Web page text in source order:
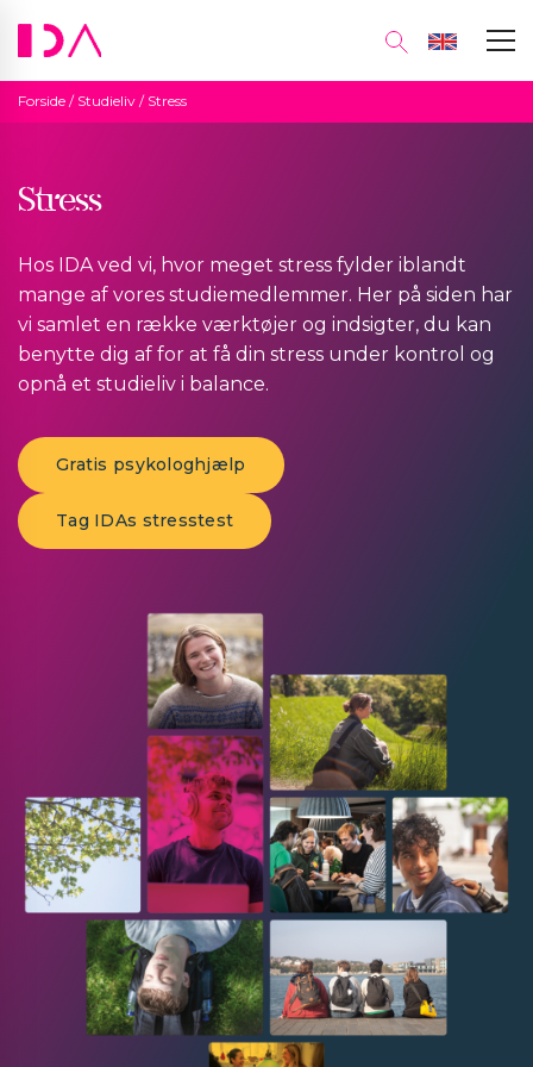
Forside / Studieliv / Stress
Stress
Hos IDA ved vi, hvor meget stress fylder iblandt
mange af vores studiemedlemmer. Her på siden har
vi samlet en række værktøjer og indsigter, du kan
benytte dig af for at få din stress under kontrol og
opnå et studieliv i balance.
Gratis psykologhjælp
Tag IDAs stresstest